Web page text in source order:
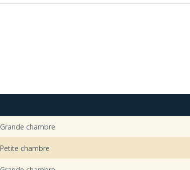
Grande chambre
Petite chambre